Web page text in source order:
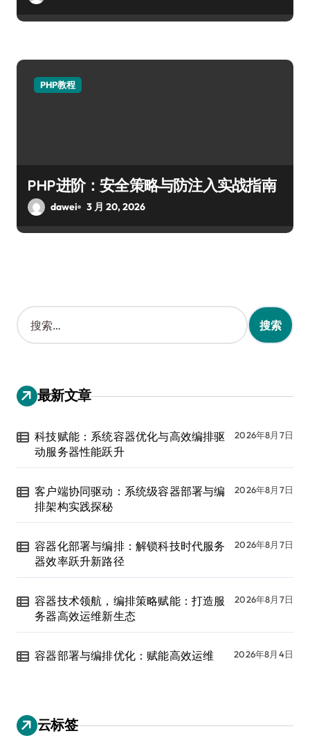
PHP教程
PHP进阶：安全策略与防注入实战指南
dawei 3 月 20, 2026
搜
索
：
最新文章
科技赋能：系统容器优化与高效编排驱
动服务器性能跃升
2026年8月7日
客户端协同驱动：系统级容器部署与编
排架构实践探秘
2026年8月7日
容器化部署与编排：解锁科技时代服务
器效率跃升新路径
2026年8月7日
容器技术领航，编排策略赋能：打造服
务器高效运维新生态
2026年8月7日
容器部署与编排优化：赋能高效运维 2026年8月4日
云标签